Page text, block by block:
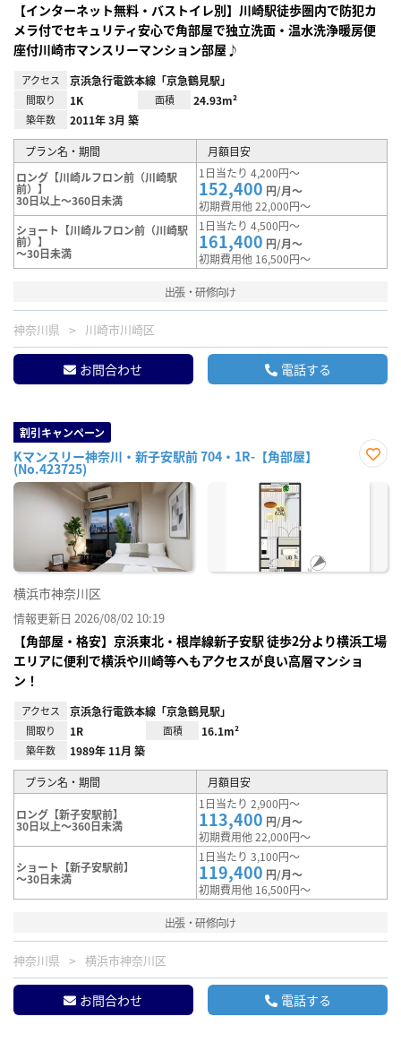
【インターネット無料・バストイレ別】川崎駅徒歩圏内で防犯カ
メラ付でセキュリティ安心で角部屋で独立洗面・温水洗浄暖房便
座付川崎市マンスリーマンション部屋♪
アクセス 京浜急行電鉄本線「京急鶴見駅」
間取り 1K 面積 24.93m²
築年数 2011年 3月 築
プラン名・期間
月額目安
ロング【川崎ルフロン前（川崎駅
前）】
30日以上～360日未満
1日当たり 4,200円～
152,400 円/月～
初期費用他 22,000円～
ショート【川崎ルフロン前（川崎駅
前）】
～30日未満
1日当たり 4,500円～
161,400 円/月～
初期費用他 16,500円～
出張・研修向け
神奈川県 川崎市川崎区
お問合わせ 電話する
割引キャンペーン
Kマンスリー神奈川・新子安駅前 704・1R-【角部屋】
(No.423725)
に入
横浜市神奈川区
情報更新日 2026/08/02 10:19
【角部屋・格安】京浜東北・根岸線新子安駅 徒歩2分より横浜工場
エリアに便利で横浜や川崎等へもアクセスが良い高層マンショ
ン！
アクセス 京浜急行電鉄本線「京急鶴見駅」
間取り 1R 面積 16.1m²
築年数 1989年 11月 築
プラン名・期間 月額目安
ロング【新子安駅前】
30日以上～360日未満
1日当たり 2,900円～
113,400 円/月～
初期費用他 22,000円～
ショート【新子安駅前】
～30日未満
1日当たり 3,100円～
119,400 円/月～
初期費用他 16,500円～
出張・研修向け
神奈川県 横浜市神奈川区
お問合わせ 電話する